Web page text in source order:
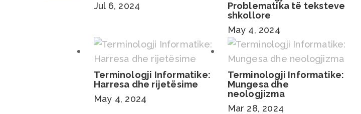
Jul 6, 2024
Problematika të teksteve
shkollore
May 4, 2024
Terminologji Informatike:
Harresa dhe rijetësime
May 4, 2024
Terminologji Informatike:
Mungesa dhe
neologjizma
Mar 28, 2024